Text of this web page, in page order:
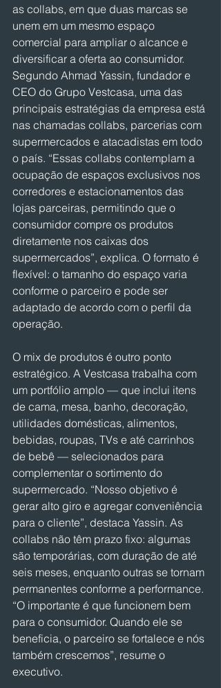
as collabs, em que duas marcas se
unem em um mesmo espaço
comercial para ampliar o alcance e
diversificar a oferta ao consumidor.
Segundo Ahmad Yassin, fundador e
CEO do Grupo Vestcasa, uma das
principais estratégias da empresa está
nas chamadas collabs, parcerias com
supermercados e atacadistas em todo
o país. “Essas collabs contemplam a
ocupação de espaços exclusivos nos
corredores e estacionamentos das
lojas parceiras, permitindo que o
consumidor compre os produtos
diretamente nos caixas dos
supermercados”, explica. O formato é
flexível: o tamanho do espaço varia
conforme o parceiro e pode ser
adaptado de acordo com o perfil da
operação.
O mix de produtos é outro ponto
estratégico. A Vestcasa trabalha com
um portfólio amplo — que inclui itens
de cama, mesa, banho, decoração,
utilidades domésticas, alimentos,
bebidas, roupas, TVs e até carrinhos
de bebê — selecionados para
complementar o sortimento do
supermercado. “Nosso objetivo é
gerar alto giro e agregar conveniência
para o cliente”, destaca Yassin. As
collabs não têm prazo fixo: algumas
são temporárias, com duração de até
seis meses, enquanto outras se tornam
permanentes conforme a performance.
“O importante é que funcionem bem
para o consumidor. Quando ele se
beneficia, o parceiro se fortalece e nós
também crescemos”, resume o
executivo.